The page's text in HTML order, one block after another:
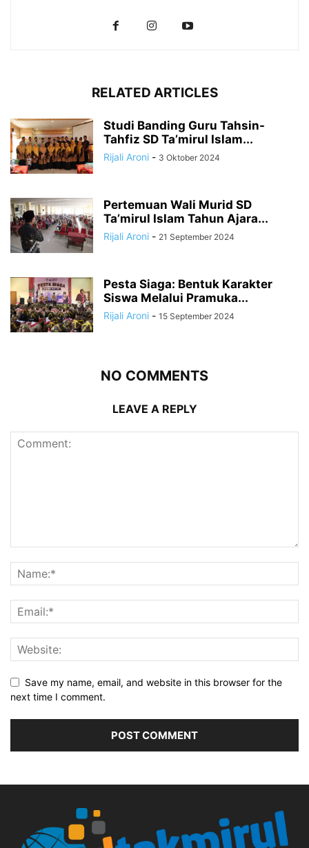
RELATED ARTICLES
Studi Banding Guru Tahsin-
Tahfiz SD Ta’mirul Islam...
Rijali Aroni - 3 Oktober 2024
Pertemuan Wali Murid SD
Ta’mirul Islam Tahun Ajara...
Rijali Aroni - 21 September 2024
Pesta Siaga: Bentuk Karakter
Siswa Melalui Pramuka...
Rijali Aroni - 15 September 2024
NO COMMENTS
LEAVE A REPLY
Save my name, email, and website in this browser for the
next time I comment.